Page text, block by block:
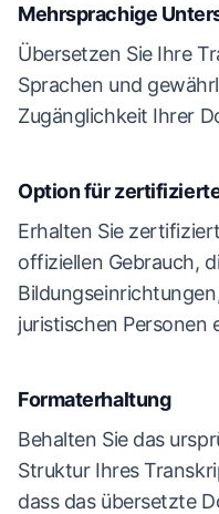
Mehrsprachige
Übersetzen Sie Ihre
Sprachen und
Zugänglichkeit Ihrer
Option für
Erhalten Sie
offiziellen Gebrauch,
juristischen Personen
Formaterhaltung
Behalten Sie das
Struktur Ihres
dass das übersetzte